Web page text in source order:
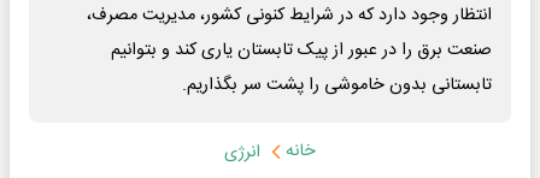
انتظار وجود دارد که در شرایط کنونی کشور، مدیریت مصرف،
صنعت برق را در عبور از پیک تابستان یاری کند و بتوانیم
تابستانی بدون خاموشی را پشت سر بگذاریم.
خانه
انرژی